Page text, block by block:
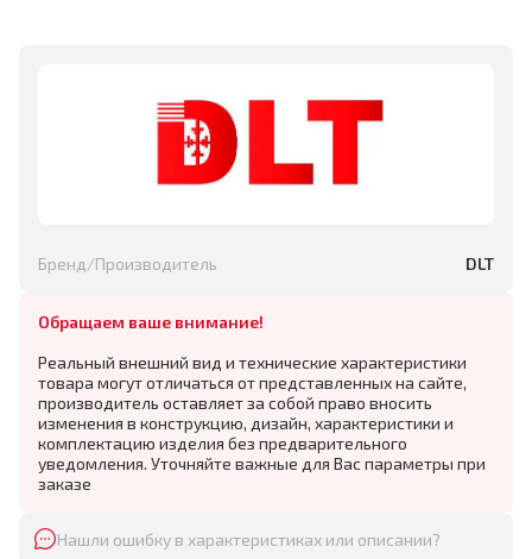
Бренд/Производитель DLT
Обращаем ваше внимание!
Реальный внешний вид и технические характеристики
товара могут отличаться от представленных на сайте,
производитель оставляет за собой право вносить
изменения в конструкцию, дизайн, характеристики и
комплектацию изделия без предварительного
уведомления. Уточняйте важные для Вас параметры при
заказе
Нашли ошибку в характеристиках или описании?